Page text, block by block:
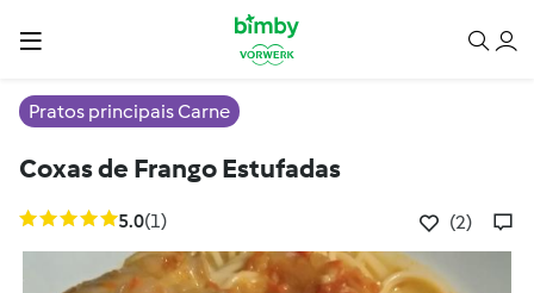
Pratos principais Carne
Coxas de Frango Estufadas
5.0(1) (2)